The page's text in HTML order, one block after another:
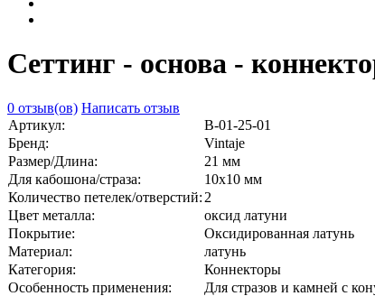
Сеттинг - основа -
0 отзыв(ов) Написать отзыв
Артикул:
В-01-25-01
Бренд:
Vintaje
Размер/Длина:
21 мм
Для кабошона/страза:
10х10 мм
Количество петелек/отверстий: 2
Цвет металла:
оксид латуни
Покрытие:
Оксидированная латунь
Материал:
латунь
Категория:
Коннекторы
Особенность применения:
Для стразов и камней с